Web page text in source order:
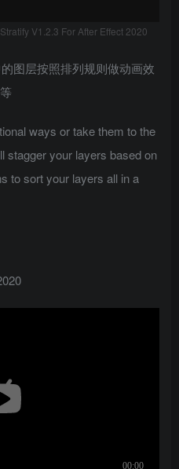
V1.2.3 For After Effect 2020
图层按照排列规则做动画效
ways or take them to the
stagger your layers based on
to sort your layers all in a